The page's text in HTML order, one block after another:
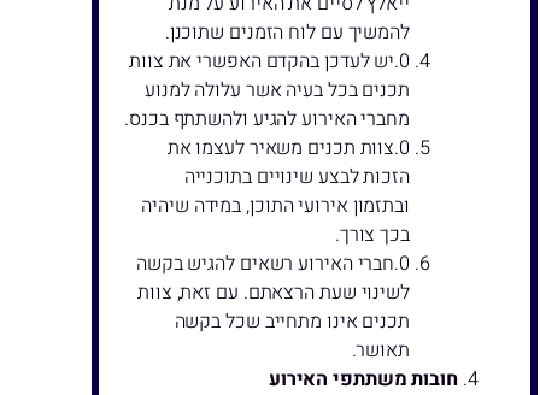
להמשיך עם לוח הזמנים שתוכנן.
יש לעדכן בהקדם האפשרי את צוות
תכנים בכל בעיה אשר עלולה למנוע
מחברי האירוע להגיע ולהשתתף בכנס.
צוות תכנים משאיר לעצמו את
הזכות לבצע שינויים בתוכנייה
ובתזמון אירועי התוכן, במידה שיהיה
בכך צורך.
חברי האירוע רשאים להגיש בקשה
לשינוי שעת הרצאתם. עם זאת, צוות
תכנים אינו מתחייב שכל בקשה
תאושר.
חובות משתתפי האירוע